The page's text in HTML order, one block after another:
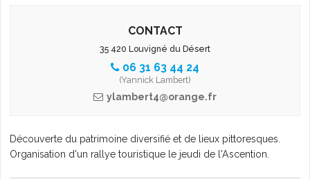
ENFANCE ET JEUNESSE
DES PROJETS POUR DEMAIN
ACTUALITÉS
CONTACT
35 420 Louvigné du Désert
06 31 63 44 24
(Yannick Lambert)
ylambert4@orange.fr
Découverte du patrimoine diversifié et de lieux pittoresques.
Organisation d'un rallye touristique le jeudi de l'Ascention.